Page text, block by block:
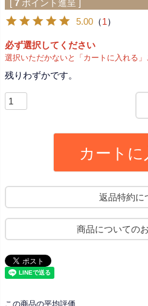
7 ポイント進呈 ]
5.00 （1）
必ず選択してください
選択いただかないと「カートに入れる」
残りわずかです。
カートに
返品特約に
商品についての